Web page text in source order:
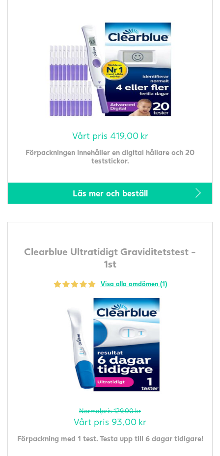
Vårt pris 419,00 kr
Förpackningen innehåller en digital hållare och 20
teststickor.
Läs mer och beställ
Clearblue Ultratidigt Graviditetstest -
1st
Visa alla omdömen (1)
Normalpris129,00kr
Vårt pris 93,00 kr
Förpackning med 1 test. Testa upp till 6 dagar tidigare!